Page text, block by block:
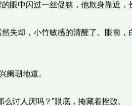
中闪过一丝促狭，他欺身靠近，
却，小竹敏感的清醒了。眼前，
珊地道。
讨人厌吗？”眼底，掩藏着挫败。